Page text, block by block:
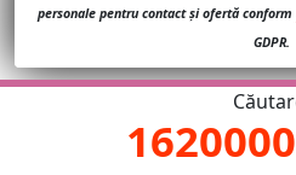
personale pentru contact și ofertă conform
GDPR.